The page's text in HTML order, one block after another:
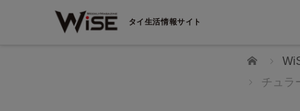
タイ生活情報サイト
ホーム
チュラ